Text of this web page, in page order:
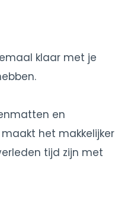
klaar met je
en
het makkelijker
tijd zijn met